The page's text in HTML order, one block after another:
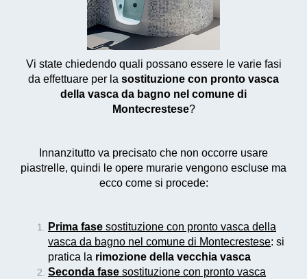
Vi state chiedendo quali possano essere le varie fasi
da effettuare per la sostituzione con pronto vasca
della vasca da bagno nel comune di
Montecrestese?
Innanzitutto va precisato che non occorre usare
piastrelle, quindi le opere murarie vengono escluse ma
ecco come si procede:
Prima fase sostituzione con pronto vasca della
vasca da bagno nel comune di Montecrestese: si
pratica la rimozione della vecchia vasca
Seconda fase sostituzione con pronto vasca